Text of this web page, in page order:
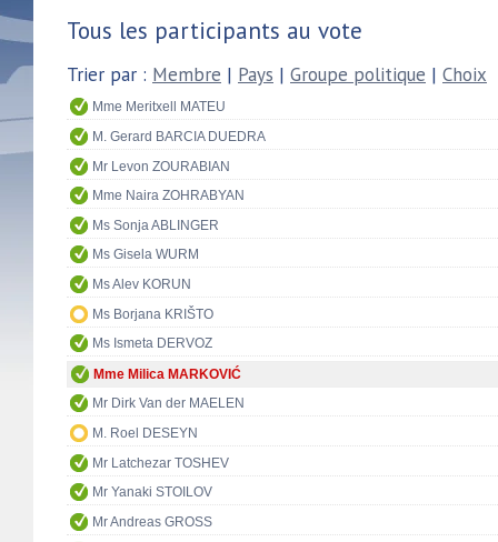
Tous les participants au vote
Trier par : Membre | Pays | Groupe politique | Choix
Mme Meritxell MATEU
M. Gerard BARCIA DUEDRA
Mr Levon ZOURABIAN
Mme Naira ZOHRABYAN
Ms Sonja ABLINGER
Ms Gisela WURM
Ms Alev KORUN
Ms Borjana KRIŠTO
Ms Ismeta DERVOZ
Mme Milica MARKOVIĆ
Mr Dirk Van der MAELEN
M. Roel DESEYN
Mr Latchezar TOSHEV
Mr Yanaki STOILOV
Mr Andreas GROSS